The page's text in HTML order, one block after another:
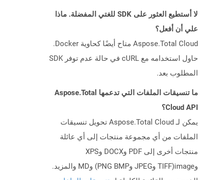
لا أستطيع العثور على SDK للغتي المفضلة. ماذا
علي أن أفعل؟
Aspose.Total Cloud متاح أيضًا كحاوية Docker.
حاول استخدامه مع cURL في حالة عدم توفر SDK
المطلوب بعد.
ما تنسيقات الملفات التي تدعمها Aspose.Total
Cloud API؟
يمكن لـ Aspose.Total Cloud تحويل تنسيقات
الملفات من أي مجموعة منتجات إلى أي عائلة
منتجات أخرى إلى PDF وDOCX وXPS
وimage(TIFF وJPEG وPNG BMP) وMD والمزيد.